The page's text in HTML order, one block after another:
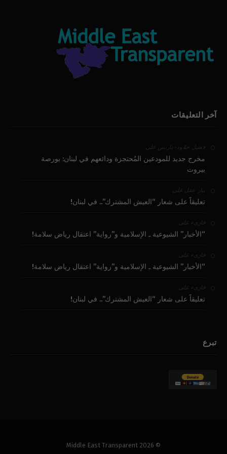
آخر التعليقات
فضيل حمّود - باريس على
مخرج جديد للمودعين المُحتجزة ودائعهم في لبنان: بورصة
بيروت
بيار عقل على
تعليقاً على شعار “العيش المشترك”.. في لبنان!
قارىء على
“الأخبار” الشيوعية ـ الإسلامية و”رواية” اعتقال رياض سلامة!
قارىء على
“الأخبار” الشيوعية ـ الإسلامية و”رواية” اعتقال رياض سلامة!
قارىء على
تعليقاً على شعار “العيش المشترك”.. في لبنان!
تبرع
© 2026 Middle East Transparent